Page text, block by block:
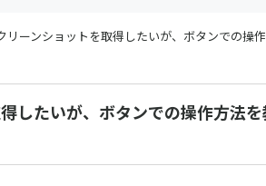
リーンショットを取得したいが、ボタンでの操
したいが、ボタンでの操作方法